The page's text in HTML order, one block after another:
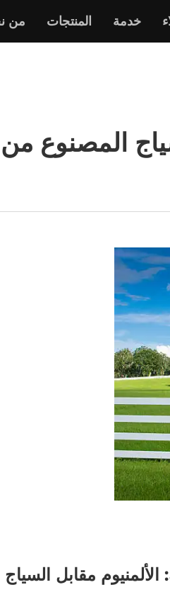
من المنتجات خدمة
المصنوع
الألمنيوم مقابل